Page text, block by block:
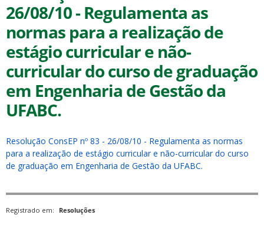
26/08/10 - Regulamenta as
normas para a realização de
estágio curricular e não-
curricular do curso de graduação
em Engenharia de Gestão da
UFABC.
Resolução ConsEP nº 83 - 26/08/10 - Regulamenta as normas
para a realização de estágio curricular e não-curricular do curso
de graduação em Engenharia de Gestão da UFABC.
Registrado em: Resoluções